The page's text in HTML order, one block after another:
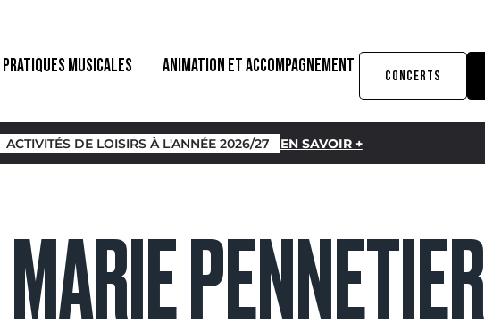
PRATIQUES MUSICALES ANIMATION ET ACCOMPAGNEMENT
CONCERTS
ACTIVITÉS DE LOISIRS À L'ANNÉE 2026/27 EN SAVOIR +
MARIE PENNETIER